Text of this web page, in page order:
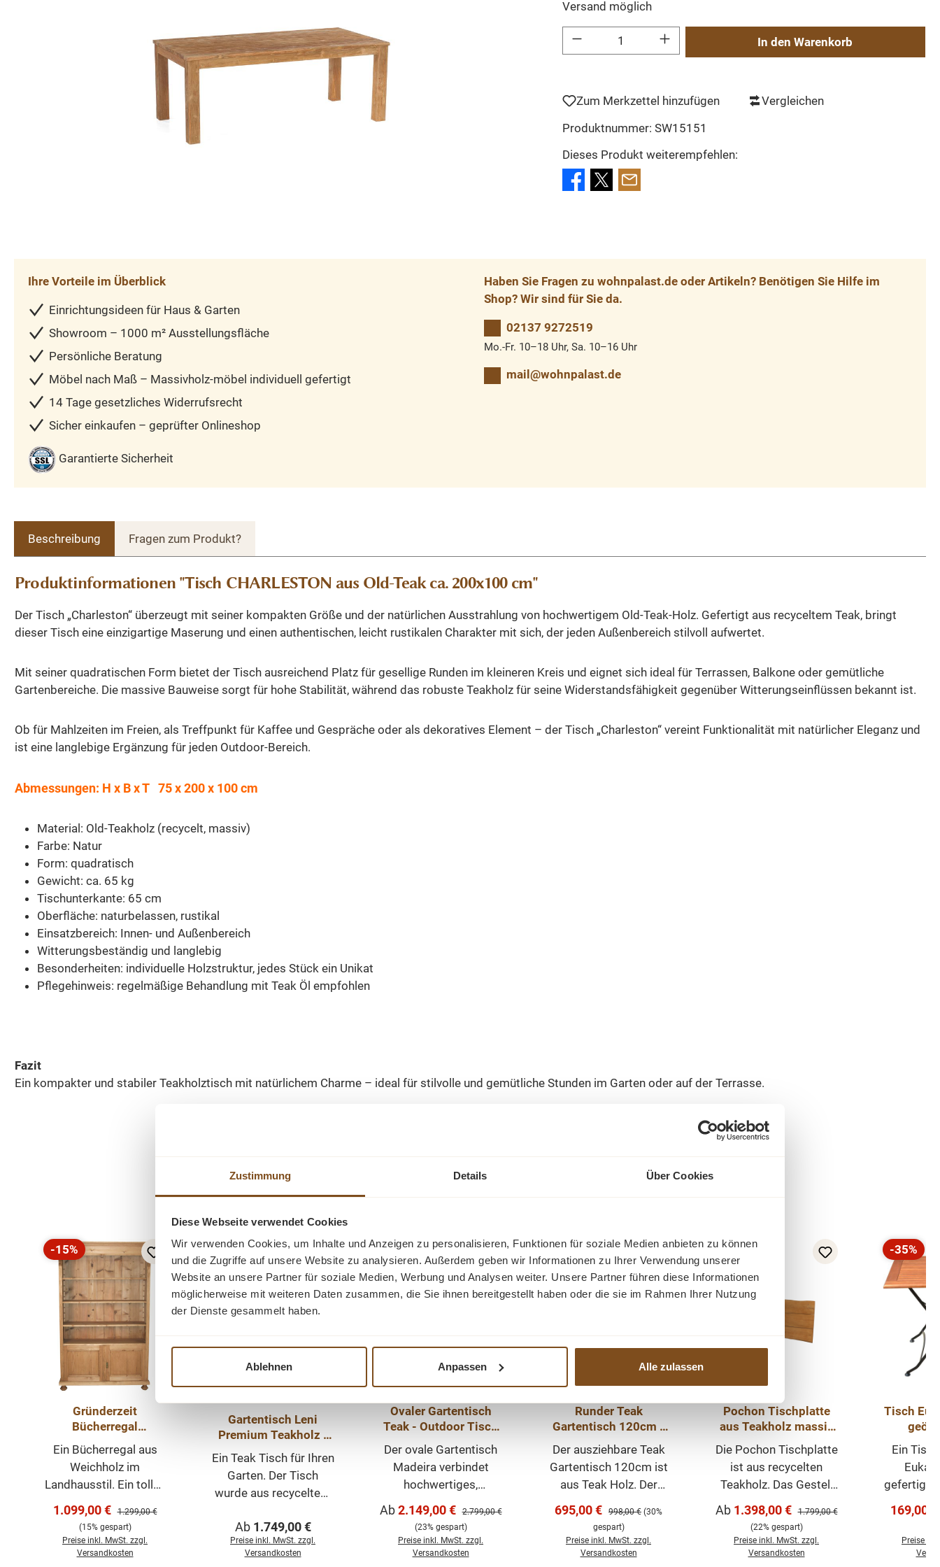
Zustimmung Details Über Cookies
Diese Webseite verwendet Cookies
Wir verwenden Cookies, um Inhalte und Anzeigen zu personalisieren, Funktionen für soziale Medien anbieten zu können
und die Zugriffe auf unsere Website zu analysieren. Außerdem geben wir Informationen zu Ihrer Verwendung unserer
Website an unsere Partner für soziale Medien, Werbung und Analysen weiter. Unsere Partner führen diese Informationen
möglicherweise mit weiteren Daten zusammen, die Sie ihnen bereitgestellt haben oder die sie im Rahmen Ihrer Nutzung
der Dienste gesammelt haben.
Ablehnen Anpassen Alle zulassen
Versand möglich
Produkt Anzahl: Gib den gewünschten Wert ein oder benutze die Schaltflächen um die Anzahl zu
In den Warenkorb
Zum Merkzettel hinzufügen
Vergleichen
Produktnummer: SW15151
Dieses Produkt weiterempfehlen:
Ihre Vorteile im Überblick
Einrichtungsideen für Haus & Garten
Showroom – 1000 m² Ausstellungsfläche
Persönliche Beratung
Möbel nach Maß – Massivholz-möbel individuell gefertigt
14 Tage gesetzliches Widerrufsrecht
Sicher einkaufen – geprüfter Onlineshop
Garantierte Sicherheit
Haben Sie Fragen zu wohnpalast.de oder Artikeln? Benötigen Sie Hilfe im
Shop? Wir sind für Sie da.
02137 9272519
Mo.-Fr. 10–18 Uhr, Sa. 10–16 Uhr
mail@wohnpalast.de
Beschreibung Fragen zum Produkt?
Produktinformationen "Tisch CHARLESTON aus Old-Teak ca. 200x100 cm"
Der Tisch „Charleston“ überzeugt mit seiner kompakten Größe und der natürlichen Ausstrahlung von hochwertigem Old-Teak-Holz. Gefertigt aus recyceltem Teak, bringt
dieser Tisch eine einzigartige Maserung und einen authentischen, leicht rustikalen Charakter mit sich, der jeden Außenbereich stilvoll aufwertet.
Mit seiner quadratischen Form bietet der Tisch ausreichend Platz für gesellige Runden im kleineren Kreis und eignet sich ideal für Terrassen, Balkone oder gemütliche
Gartenbereiche. Die massive Bauweise sorgt für hohe Stabilität, während das robuste Teakholz für seine Widerstandsfähigkeit gegenüber Witterungseinflüssen bekannt ist.
Ob für Mahlzeiten im Freien, als Treffpunkt für Kaffee und Gespräche oder als dekoratives Element – der Tisch „Charleston“ vereint Funktionalität mit natürlicher Eleganz und
ist eine langlebige Ergänzung für jeden Outdoor-Bereich.
Abmessungen: H x B x T 75 x 200 x 100 cm
Material: Old-Teakholz (recycelt, massiv)
Farbe: Natur
Form: quadratisch
Gewicht: ca. 65 kg
Tischunterkante: 65 cm
Oberfläche: naturbelassen, rustikal
Einsatzbereich: Innen- und Außenbereich
Witterungsbeständig und langlebig
Besonderheiten: individuelle Holzstruktur, jedes Stück ein Unikat
Pflegehinweis: regelmäßige Behandlung mit Teak Öl empfohlen
Fazit
Ein kompakter und stabiler Teakholztisch mit natürlichem Charme – ideal für stilvolle und gemütliche Stunden im Garten oder auf der Terrasse.
Produktgalerie überspringen
Rabatt
-15%
Gründerzeit
Bücherregal
Massivholz
Ein Bücherregal aus
Weichholz im
Landhausstil. Ein tolles
und Accessoires. Das
Regal hat zwei
abschließbare Türen
Verkaufspreis:
1.099,00 € Regulärer Preis:
1.299,00 €
(15% gespart)
Preise inkl. MwSt. zzgl.
Versandkosten
Gartentisch Leni
Premium Teakholz -
Tisch Massiv Outdoor
Teak
Ein Teak Tisch für Ihren
Garten. Der Tisch
wurde aus recyceltem
gibt dem Tisch den
unverwechselbaren
Regulärer Preis:
Ab 1.749,00 €
Preise inkl. MwSt. zzgl.
Versandkosten
Rabatt
-23%
Tipp
Ovaler Gartentisch
Teak - Outdoor Tisch
Massivholz 5cm
Platte & Alugestell
Der ovale Gartentisch
Madeira verbindet
hochwertiges,
recyceltes Teakholz
mit einem modernen
schwarzen Aluminium
Spider-Gestell. Die
Verkaufspreis:
Ab2.149,00 € Regulärer Preis:
2.799,00 €
(23% gespart)
Preise inkl. MwSt. zzgl.
Versandkosten
Rabatt
-30%
Runder Teak
Gartentisch 120cm -
Outdoor Tisch
erweiterbar auf 170
cm
Der ausziehbare Teak
Gartentisch 120cm ist
aus Teak Holz. Der
Messingbeschläge und
ist ausziehbar auf
170cm, sodass er sich
Verkaufspreis:
695,00 € Regulärer Preis:
998,00 € (30%
gespart)
Preise inkl. MwSt. zzgl.
Versandkosten
Rabatt
-22%
Tipp
Pochon Tischplatte
aus Teakholz massiv
mit Baumkante - in
verschiedenen Größen
Die Pochon Tischplatte
ist aus recycelten
Teakholz. Das Gestell
verschiedenen
Materialien und Farben
bestellt werden. Diese
Verkaufspreis:
Ab 1.398,00 € Regulärer Preis:
1.799,00 €
(22% gespart)
Preise inkl. MwSt. zzgl.
Versandkosten
Rabatt
-35%
Tisch
Ein
gefertigt,
169,00 €
Preise